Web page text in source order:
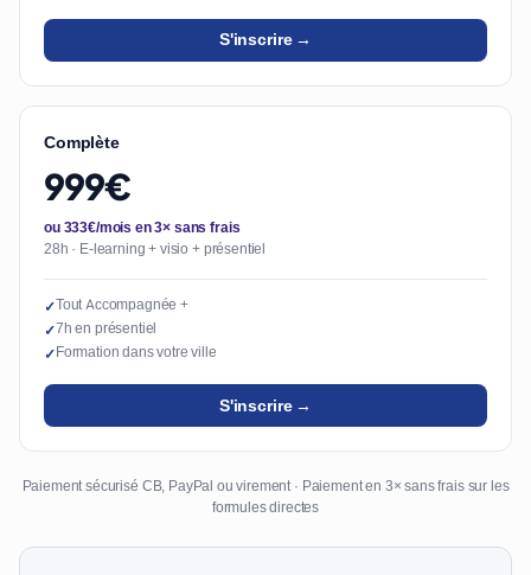
S'inscrire →
Complète
999€
ou 333€/mois en 3× sans frais
28h · E-learning + visio + présentiel
✓Tout Accompagnée +
✓7h en présentiel
✓Formation dans votre ville
S'inscrire →
Paiement sécurisé CB, PayPal ou virement · Paiement en 3× sans frais sur les
formules directes